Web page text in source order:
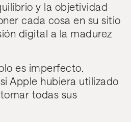
y la objetividad
cada cosa en su sitio
digital a la madurez
es imperfecto.
Apple hubiera utilizado
todas sus